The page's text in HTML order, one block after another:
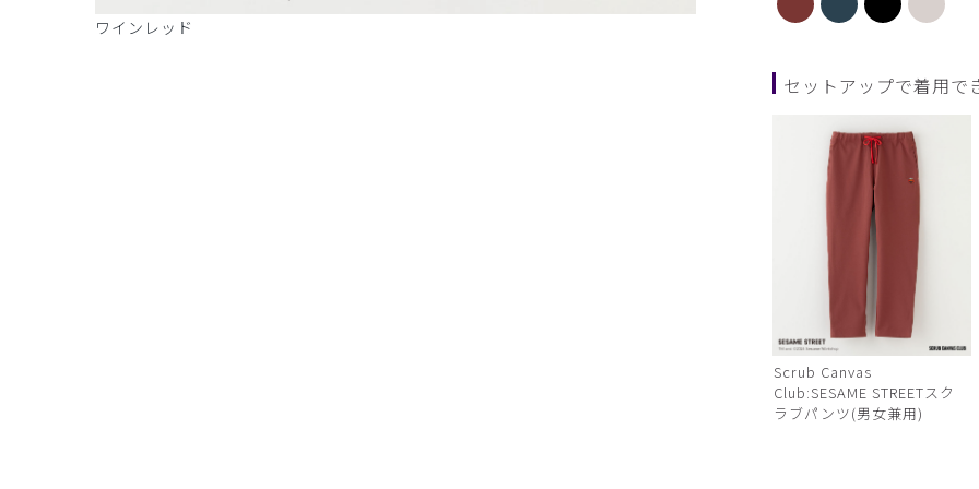
ワインレッド ダークグリーン
セットアップで着用で
Scrub Canvas
Club:SESAME STREETスク
ラブパンツ(男女兼用)